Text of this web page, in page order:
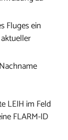
Fluges ein
LEIH im Feld
FLARM-ID